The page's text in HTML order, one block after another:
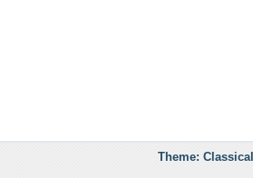
Theme: